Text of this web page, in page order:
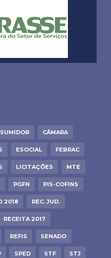
CÂMARA
ESOCIAL FEBRAC
LICITAÇÕES MTE
PGFN PIS-COFINS
2018 REC. JUD.
RECEITA 2017
REFIS SENADO
SPED STF STJ